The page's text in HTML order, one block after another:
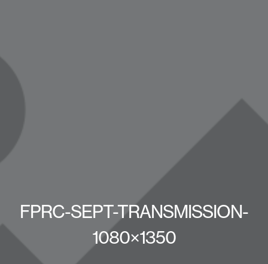
FPRC-SEPT-TRANSMISSION-
1080×1350